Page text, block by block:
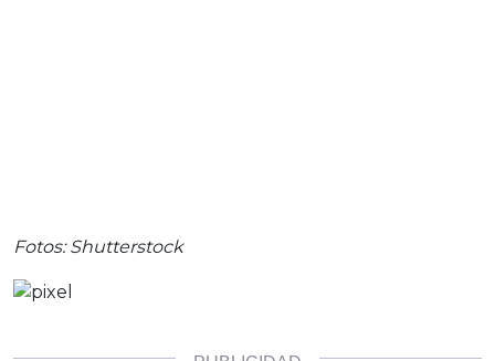
Fotos: Shutterstock